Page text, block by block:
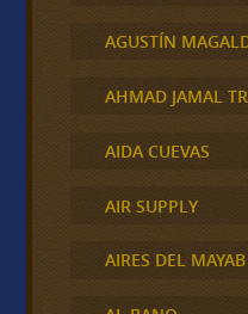
AGUSTÍN
AHMAD JAMAL
AIDA CUEVAS
AIR SUPPLY
AIRES DEL MAYAB